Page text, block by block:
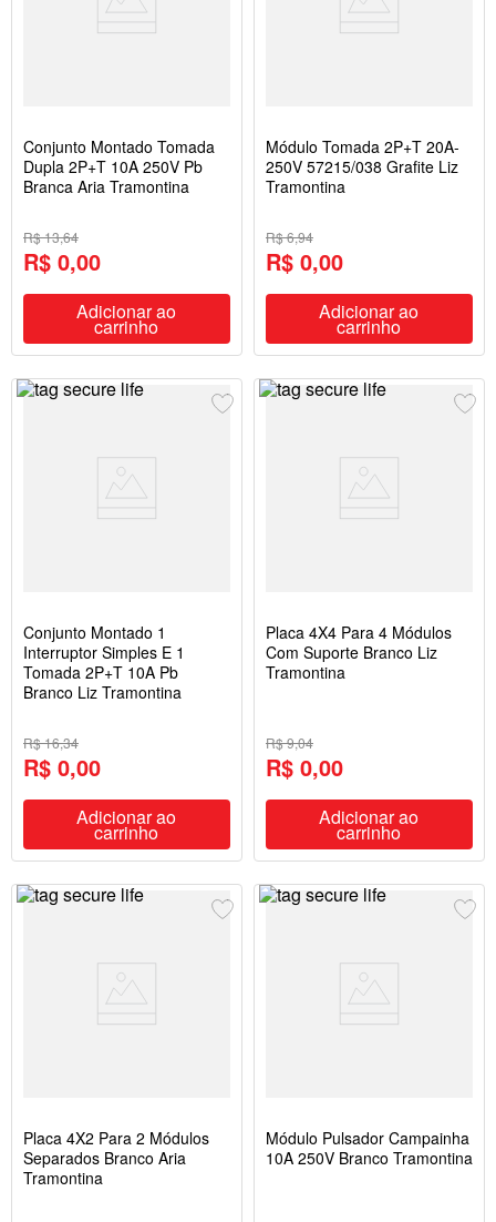
Conjunto Montado Tomada
Dupla 2P+T 10A 250V Pb
Branca Aria Tramontina
R$ 13,64
R$ 0,00
Adicionar ao
carrinho
Módulo Tomada 2P+T 20A-
250V 57215/038 Grafite Liz
Tramontina
R$ 6,94
R$ 0,00
Adicionar ao
carrinho
Conjunto Montado 1
Interruptor Simples E 1
Tomada 2P+T 10A Pb
Branco Liz Tramontina
R$ 16,34
R$ 0,00
Adicionar ao
carrinho
Placa 4X4 Para 4 Módulos
Com Suporte Branco Liz
Tramontina
R$ 9,04
R$ 0,00
Adicionar ao
carrinho
Placa 4X2 Para 2 Módulos
Separados Branco Aria
Tramontina
Módulo Pulsador Campainha
10A 250V Branco Tramontina